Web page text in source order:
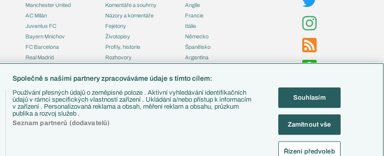
Manchester United
AC Milán
Juventus FC
Bayern Mnichov
FC Barcelona
Real Madrid
Komentáře a souhrny
Názory a komentáře
Fejetony
Životopisy
Profily, historie
Rozhovory
Anglie
Francie
Itálie
Německo
Španělsko
Argentina
Zápasy
Livescore
Společně s našimi partnery zpracováváme údaje s tímto cílem:
Používání přesných údajů o zeměpisné poloze . Aktivní vyhledávání identifikačních
údajů v rámci specifických vlastností zařízení . Ukládání a/nebo přístup k informacím
v zařízení . Personalizovaná reklama a obsah, měření reklam a obsahu, průzkum
publika a rozvoj služeb .
Seznam partnerů (dodavatelů)
Souhlasím
Zamítnout vše
Řízení předvoleb